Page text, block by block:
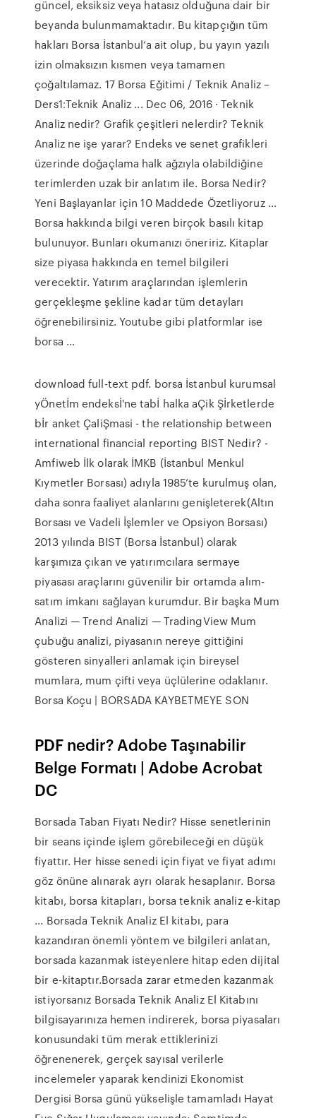
güncel, eksiksiz veya hatasız olduğuna dair bir
beyanda bulunmamaktadır. Bu kitapçığın tüm
hakları Borsa İstanbul’a ait olup, bu yayın yazılı
izin olmaksızın kısmen veya tamamen
çoğaltılamaz. 17 Borsa Eğitimi / Teknik Analiz –
Ders1׃ Teknik Analiz ... Dec 06, 2016 · Teknik
Analiz nedir? Grafik çeşitleri nelerdir? Teknik
Analiz ne işe yarar? Endeks ve senet grafikleri
üzerinde doğaçlama halk ağzıyla olabildiğine
terimlerden uzak bir anlatım ile. Borsa Nedir?
Yeni Başlayanlar için 10 Maddede Özetliyoruz ...
Borsa hakkında bilgi veren birçok basılı kitap
bulunuyor. Bunları okumanızı öneririz. Kitaplar
size piyasa hakkında en temel bilgileri
verecektir. Yatırım araçlarından işlemlerin
gerçekleşme şekline kadar tüm detayları
öğrenebilirsiniz. Youtube gibi platformlar ise
borsa …
download full-text pdf. borsa İstanbul kurumsal
yÖnetİm endeksİ'ne tabİ halka aÇik Şİrketlerde
bİr anket ÇaliŞmasi - the relationship between
international financial reporting BIST Nedir? -
Amfiweb İlk olarak İMKB (İstanbul Menkul
Kıymetler Borsası) adıyla 1985’te kurulmuş olan,
daha sonra faaliyet alanlarını genişleterek(Altın
Borsası ve Vadeli İşlemler ve Opsiyon Borsası)
2013 yılında BIST (Borsa İstanbul) olarak
karşımıza çıkan ve yatırımcılara sermaye
piyasası araçlarını güvenilir bir ortamda alım-
satım imkanı sağlayan kurumdur. Bir başka Mum
Analizi — Trend Analizi — TradingView Mum
çubuğu analizi, piyasanın nereye gittiğini
gösteren sinyalleri anlamak için bireysel
mumlara, mum çifti veya üçlülerine odaklanır.
Borsa Koçu | BORSADA KAYBETMEYE SON
PDF nedir? Adobe Taşınabilir
Belge Formatı | Adobe Acrobat
DC
Borsada Taban Fiyatı Nedir? Hisse senetlerinin
bir seans içinde işlem görebileceği en düşük
fiyattır. Her hisse senedi için fiyat ve fiyat adımı
göz önüne alınarak ayrı olarak hesaplanır. Borsa
kitabı, borsa kitapları, borsa teknik analiz e-kitap
... Borsada Teknik Analiz El kitabı, para
kazandıran önemli yöntem ve bilgileri anlatan,
borsada kazanmak isteyenlere hitap eden dijital
bir e-kitaptır.Borsada zarar etmeden kazanmak
istiyorsanız Borsada Teknik Analiz El Kitabını
bilgisayarınıza hemen indirerek, borsa piyasaları
konusundaki tüm merak ettiklerinizi
öğrenenerek, gerçek sayısal verilerle
incelemeler yaparak kendinizi Ekonomist
Dergisi Borsa günü yükselişle tamamladı Hayat